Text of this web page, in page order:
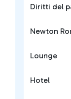
Diritti del
Newton
Lounge
Hotel